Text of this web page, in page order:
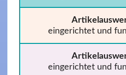
eingerichtet und
eingerichtet und